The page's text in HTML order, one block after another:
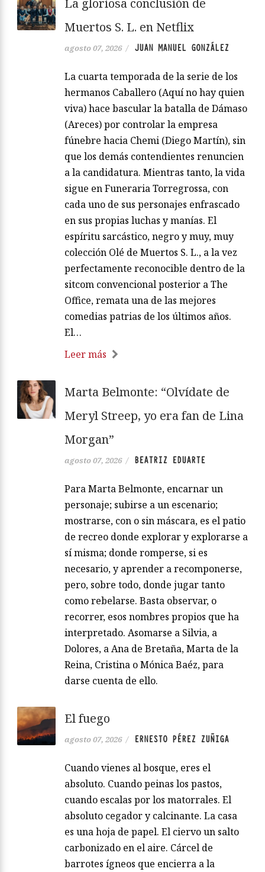
Muertos S. L. en Netflix
agosto 07, 2026 / JUAN MANUEL GONZÁLEZ
La cuarta temporada de la serie de los
hermanos Caballero (Aquí no hay quien
viva) hace bascular la batalla de Dámaso
(Areces) por controlar la empresa
fúnebre hacia Chemi (Diego Martín), sin
que los demás contendientes renuncien
a la candidatura. Mientras tanto, la vida
sigue en Funeraria Torregrossa, con
cada uno de sus personajes enfrascado
en sus propias luchas y manías. El
espíritu sarcástico, negro y muy, muy
colección Olé de Muertos S. L., a la vez
perfectamente reconocible dentro de la
sitcom convencional posterior a The
Office, remata una de las mejores
comedias patrias de los últimos años.
El…
Leer más
Marta Belmonte: “Olvídate de
Meryl Streep, yo era fan de Lina
Morgan”
agosto 07, 2026 / BEATRIZ EDUARTE
Para Marta Belmonte, encarnar un
personaje; subirse a un escenario;
mostrarse, con o sin máscara, es el patio
de recreo donde explorar y explorarse a
sí misma; donde romperse, si es
necesario, y aprender a recomponerse,
pero, sobre todo, donde jugar tanto
como rebelarse. Basta observar, o
recorrer, esos nombres propios que ha
interpretado. Asomarse a Silvia, a
Dolores, a Ana de Bretaña, Marta de la
Reina, Cristina o Mónica Baéz, para
darse cuenta de ello.
El fuego
agosto 07, 2026 / ERNESTO PÉREZ ZUÑIGA
Cuando vienes al bosque, eres el
absoluto. Cuando peinas los pastos,
cuando escalas por los matorrales. El
absoluto cegador y calcinante. La casa
es una hoja de papel. El ciervo un salto
carbonizado en el aire. Cárcel de
barrotes ígneos que encierra a la